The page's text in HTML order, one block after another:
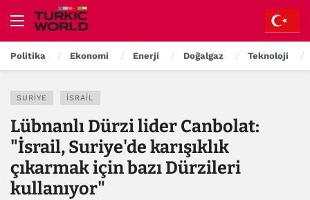
Politika Ekonomi Enerji Doğalgaz Teknoloji
SURIYE İSRAIL
Lübnanlı Dürzi lider Canbolat:
"İsrail, Suriye'de karışıklık
çıkarmak için bazı Dürzileri
kullanıyor"